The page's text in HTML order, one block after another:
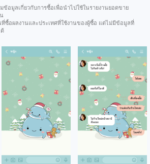
มข้อมูลเกี่ยวกับการซื้อเพื่อนำไปใช้ในรายงานยอดขาย
ซื้อผลงานและประเทศที่ใช้งานของผู้ซื้อ แต่ไม่มีข้อมูลที่